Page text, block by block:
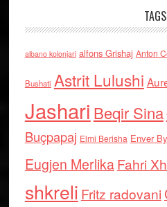
TAGS
albano kolonjari alfons Grishaj Anton
Bushati Astrit Lulushi
Jashari Beqir Sina
Buçpapaj Elmi Berisha Enver
Eugjen MerlikaFahri
shkreli Fritz radovani